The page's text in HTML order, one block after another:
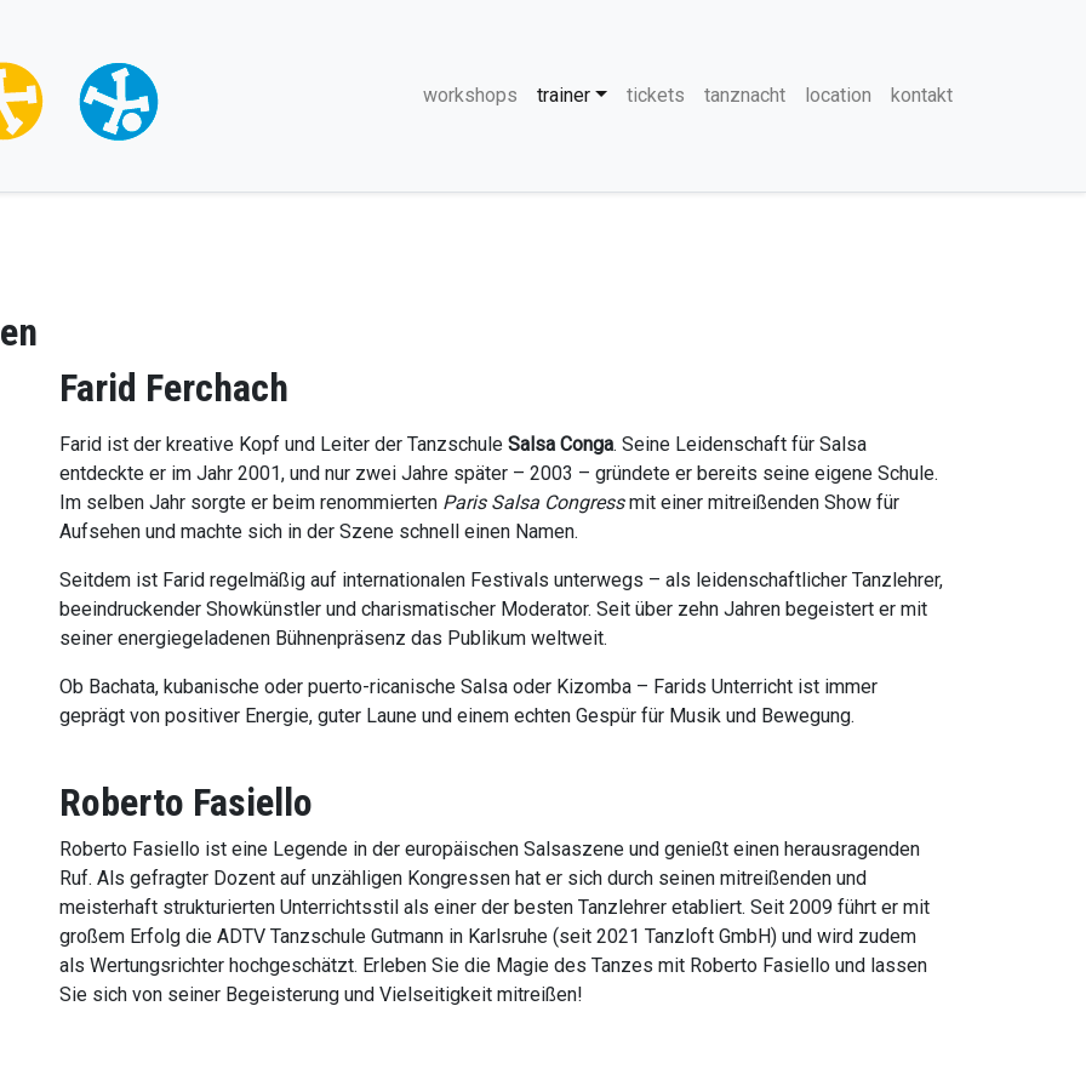
Hauptnavigation
workshops trainer tickets tanznacht location kontakt
Farid Ferchach
Farid ist der kreative Kopf und Leiter der Tanzschule Salsa Conga. Seine Leidenschaft für Salsa
entdeckte er im Jahr 2001, und nur zwei Jahre später – 2003 – gründete er bereits seine eigene Schule.
Im selben Jahr sorgte er beim renommierten Paris Salsa Congressmit einer mitreißenden Show für
Aufsehen und machte sich in der Szene schnell einen Namen.
Seitdem ist Farid regelmäßig auf internationalen Festivals unterwegs – als leidenschaftlicher Tanzlehrer,
beeindruckender Showkünstler und charismatischer Moderator. Seit über zehn Jahren begeistert er mit
seiner energiegeladenen Bühnenpräsenz das Publikum weltweit.
Ob Bachata, kubanische oder puerto-ricanische Salsa oder Kizomba – Farids Unterricht ist immer
geprägt von positiver Energie, guter Laune und einem echten Gespür für Musik und Bewegung.
Roberto Fasiello
Roberto Fasiello ist eine Legende in der europäischen Salsaszene und genießt einen herausragenden
Ruf. Als gefragter Dozent auf unzähligen Kongressen hat er sich durch seinen mitreißenden und
meisterhaft strukturierten Unterrichtsstil als einer der besten Tanzlehrer etabliert. Seit 2009 führt er mit
großem Erfolg die ADTV Tanzschule Gutmann in Karlsruhe (seit 2021 Tanzloft GmbH) und wird zudem
als Wertungsrichter hochgeschätzt. Erleben Sie die Magie des Tanzes mit Roberto Fasiello und lassen
Sie sich von seiner Begeisterung und Vielseitigkeit mitreißen!